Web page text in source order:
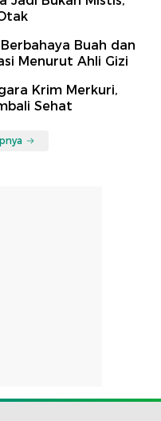
Buah dan
Menurut Ahli Gizi
Krim Merkuri,
Sehat